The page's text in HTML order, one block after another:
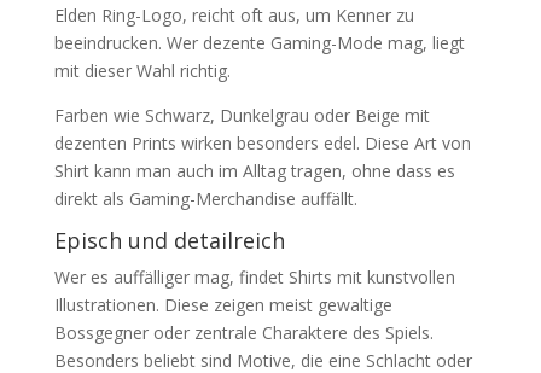
Elden Ring-Logo, reicht oft aus, um Kenner zu
beeindrucken. Wer dezente Gaming-Mode mag, liegt
mit dieser Wahl richtig.
Farben wie Schwarz, Dunkelgrau oder Beige mit
dezenten Prints wirken besonders edel. Diese Art von
Shirt kann man auch im Alltag tragen, ohne dass es
direkt als Gaming-Merchandise auffällt.
Episch und detailreich
Wer es auffälliger mag, findet Shirts mit kunstvollen
Illustrationen. Diese zeigen meist gewaltige
Bossgegner oder zentrale Charaktere des Spiels.
Besonders beliebt sind Motive, die eine Schlacht oder